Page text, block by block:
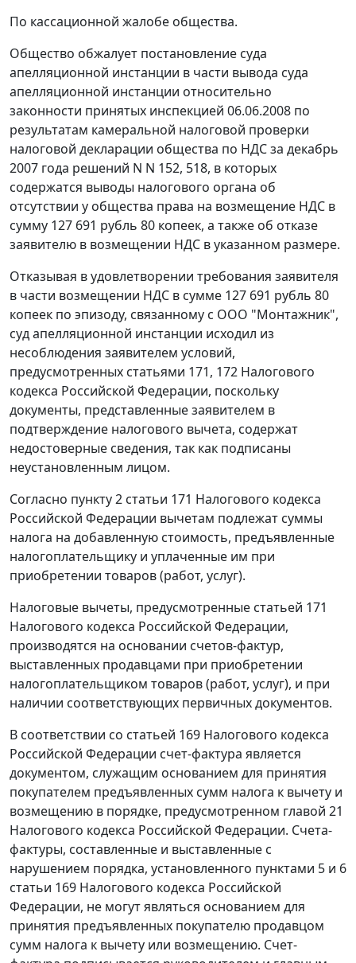
По кассационной жалобе общества.
Общество обжалует постановление суда
апелляционной инстанции в части вывода суда
апелляционной инстанции относительно
законности принятых инспекцией 06.06.2008 по
результатам камеральной налоговой проверки
налоговой декларации общества по НДС за декабрь
2007 года решений N N 152, 518, в которых
содержатся выводы налогового органа об
отсутствии у общества права на возмещение НДС в
сумму 127 691 рубль 80 копеек, а также об отказе
заявителю в возмещении НДС в указанном размере.
Отказывая в удовлетворении требования заявителя
в части возмещении НДС в сумме 127 691 рубль 80
копеек по эпизоду, связанному с ООО "Монтажник",
суд апелляционной инстанции исходил из
несоблюдения заявителем условий,
предусмотренных статьями 171, 172 Налогового
кодекса Российской Федерации, поскольку
документы, представленные заявителем в
подтверждение налогового вычета, содержат
недостоверные сведения, так как подписаны
неустановленным лицом.
Согласно пункту 2 статьи 171 Налогового кодекса
Российской Федерации вычетам подлежат суммы
налога на добавленную стоимость, предъявленные
налогоплательщику и уплаченные им при
приобретении товаров (работ, услуг).
Налоговые вычеты, предусмотренные статьей 171
Налогового кодекса Российской Федерации,
производятся на основании счетов-фактур,
выставленных продавцами при приобретении
налогоплательщиком товаров (работ, услуг), и при
наличии соответствующих первичных документов.
В соответствии со статьей 169 Налогового кодекса
Российской Федерации счет-фактура является
документом, служащим основанием для принятия
покупателем предъявленных сумм налога к вычету и
возмещению в порядке, предусмотренном главой 21
Налогового кодекса Российской Федерации. Счета-
фактуры, составленные и выставленные с
нарушением порядка, установленного пунктами 5 и 6
статьи 169 Налогового кодекса Российской
Федерации, не могут являться основанием для
принятия предъявленных покупателю продавцом
сумм налога к вычету или возмещению. Счет-